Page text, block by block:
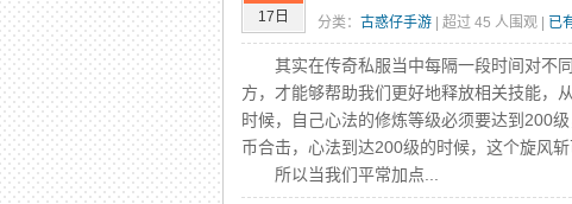
17日 分类： 古惑仔手游 | 超过 45 人围观 | 已
其实在传奇私服当中每隔一段时间对不同
方，才能够帮助我们更好地释放相关技能，
时候，自己心法的修炼等级必须要达到200
币合击，心法到达200级的时候，这个旋风
所以当我们平常加点...